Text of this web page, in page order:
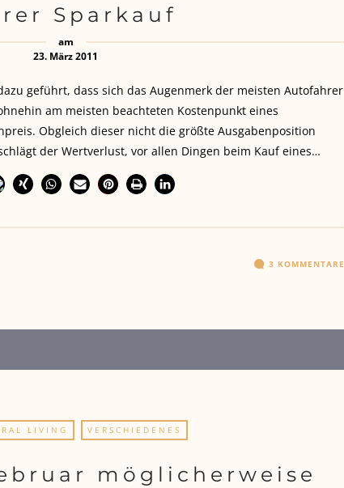
Sparkauf
am
23. März 2011
geführt, dass sich das Augenmerk der meisten Autofahrer
am meisten beachteten Kostenpunkt eines
Obgleich dieser nicht die größte Ausgabenposition
der Wertverlust, vor allen Dingen beim Kauf eines…
3 KOMMENTARE
LIVING VERSCHIEDENES
möglicherweise